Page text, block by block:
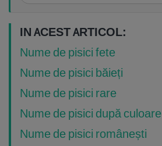
IN ACEST ARTICOL:
Nume de pisici fete
Nume de pisici băieți
Nume de pisici rare
Nume de pisici după culoare
Nume de pisici românești